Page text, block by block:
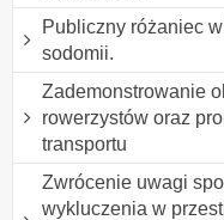
Publiczny różaniec
sodomii.
Zademonstrowanie
rowerzystów oraz
transportu
Zwrócenie uwagi
wykluczenia w